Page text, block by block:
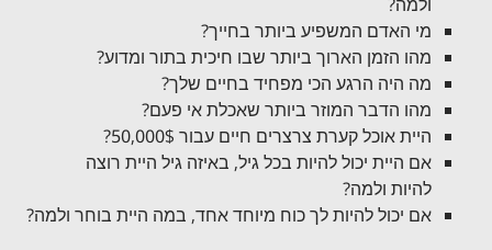
מי האדם המשפיע ביותר בחייך?
מהו הזמן הארוך ביותר שבו חיכית בתור ומדוע?
מה היה הרגע הכי מפחיד בחיים שלך?
מהו הדבר המוזר ביותר שאכלת אי פעם?
היית אוכל קערת צרצרים חיים עבור 50,000$?
אם היית יכול להיות בכל גיל, באיזה גיל היית רוצה
להיות ולמה?
אם יכול להיות לך כוח מיוחד אחד, במה היית בוחר ולמה?